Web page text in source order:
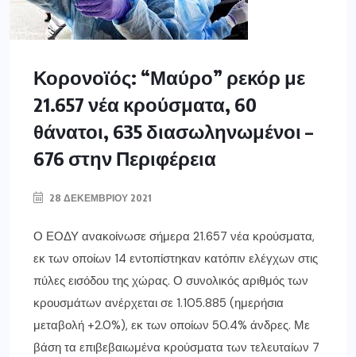
Κορονοϊός: “Μαύρο” ρεκόρ με
21.657 νέα κρούσματα, 60
θάνατοι, 635 διασωληνωμένοι –
676 στην Περιφέρεια
28 ΔΕΚΕΜΒΡΊΟΥ 2021
Ο ΕΟΔΥ ανακοίνωσε σήμερα 21.657 νέα κρούσματα,
εκ των οποίων 14 εντοπίστηκαν κατόπιν ελέγχων στις
πύλες εισόδου της χώρας. Ο συνολικός αριθμός των
κρουσμάτων ανέρχεται σε 1.105.885 (ημερήσια
μεταβολή +2.0%), εκ των οποίων 50.4% άνδρες. Με
βάση τα επιβεβαιωμένα κρούσματα των τελευταίων 7